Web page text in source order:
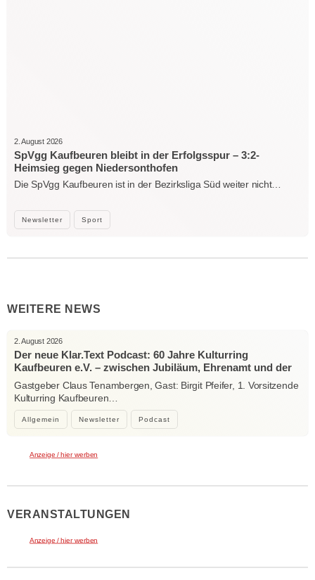
Newsletter Sport
2. August 2026
SpVgg Kaufbeuren bleibt in der Erfolgsspur – 3:2-
Heimsieg gegen Niedersonthofen
Die SpVgg Kaufbeuren ist in der Bezirksliga Süd weiter nicht…
WEITERE NEWS
Allgemein Newsletter Podcast
2. August 2026
Der neue Klar.Text Podcast: 60 Jahre Kulturring
Kaufbeuren e.V. – zwischen Jubiläum, Ehrenamt und der
Kraft der Kultur
Gastgeber Claus Tenambergen, Gast: Birgit Pfeifer, 1. Vorsitzende
Kulturring Kaufbeuren…
Anzeige / hier werben
VERANSTALTUNGEN
Anzeige / hier werben